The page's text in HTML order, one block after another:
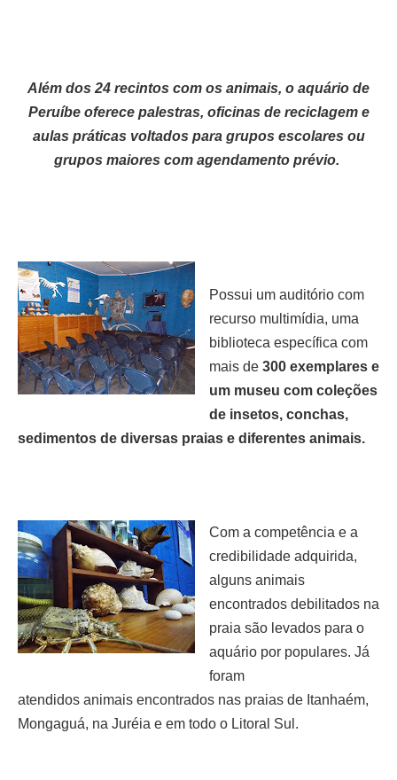
Além dos 24 recintos com os animais, o aquário de
Peruíbe oferece palestras, oficinas de reciclagem e
aulas práticas voltados para grupos escolares ou
grupos maiores com agendamento prévio.
Possui um auditório com
recurso multimídia, uma
biblioteca específica com
mais de 300 exemplares e
um museu com coleções
de insetos, conchas,
sedimentos de diversas praias e diferentes animais.
Com a competência e a
credibilidade adquirida,
alguns animais
encontrados debilitados na
praia são levados para o
aquário por populares. Já
foram
atendidos animais encontrados nas praias de Itanhaém,
Mongaguá, na Juréia e em todo o Litoral Sul.